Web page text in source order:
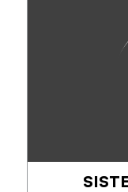
KARTING
Sur une piste
découvrez le
Pour découvrir
l’équipe